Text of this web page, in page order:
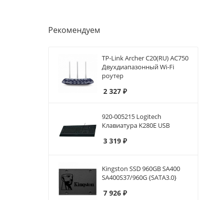
Рекомендуем
TP-Link Archer C20(RU) AC750
Двухдиапазонный Wi-Fi
роутер
2 327 ₽
920-005215 Logitech
Клавиатура K280E USB
3 319 ₽
Kingston SSD 960GB SA400
SA400S37/960G {SATA3.0}
7 926 ₽